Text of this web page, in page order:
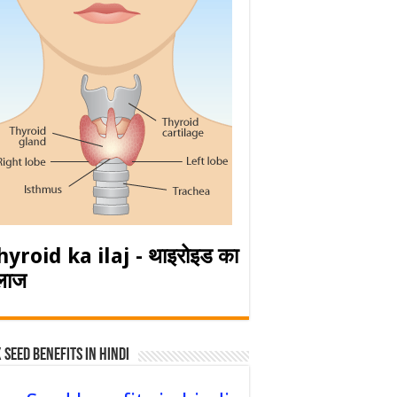
ka ilaj - थाइरोइड का
Seed Benefits in hindi